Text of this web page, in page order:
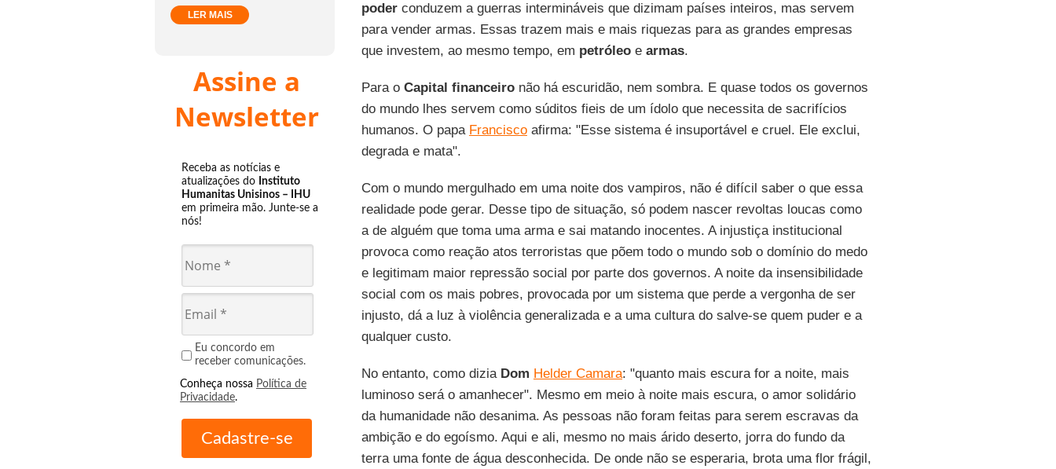
LER MAIS
Assine a
Newsletter
Receba as notícias e
atualizações do Instituto
Humanitas Unisinos – IHU
em primeira mão. Junte-se a
nós!
Eu concordo em
receber comunicações.
Conheça nossa Política de
Privacidade.
poderconduzem a guerras intermináveis que dizimam países inteiros, mas servem
para vender armas. Essas trazem mais e mais riquezas para as grandes empresas
que investem, ao mesmo tempo, em petróleoe armas.
Para o Capital financeironão há escuridão, nem sombra. E quase todos os governos
do mundo lhes servem como súditos fieis de um ídolo que necessita de sacrifícios
humanos. O papa Franciscoafirma: "Esse sistema é insuportável e cruel. Ele exclui,
degrada e mata".
Com o mundo mergulhado em uma noite dos vampiros, não é difícil saber o que essa
realidade pode gerar. Desse tipo de situação, só podem nascer revoltas loucas como
a de alguém que toma uma arma e sai matando inocentes. A injustiça institucional
provoca como reação atos terroristas que põem todo o mundo sob o domínio do medo
e legitimam maior repressão social por parte dos governos. A noite da insensibilidade
social com os mais pobres, provocada por um sistema que perde a vergonha de ser
injusto, dá a luz à violência generalizada e a uma cultura do salve-se quem puder e a
qualquer custo.
No entanto, como dizia Dom Helder Camara: "quanto mais escura for a noite, mais
luminoso será o amanhecer". Mesmo em meio à noite mais escura, o amor solidário
da humanidade não desanima. As pessoas não foram feitas para serem escravas da
ambição e do egoísmo. Aqui e ali, mesmo no mais árido deserto, jorra do fundo da
terra uma fonte de água desconhecida. De onde não se esperaria, brota uma flor frágil,